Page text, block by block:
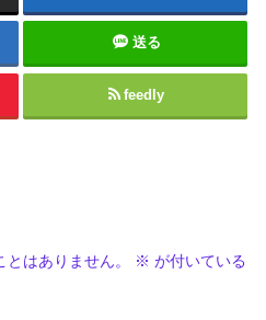
送る
feedly
はありません。 ※ が付いている